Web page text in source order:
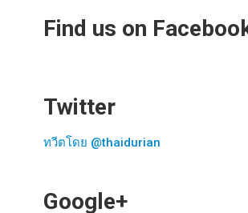
Find us on
Twitter
ทวีตโดย @thaidurian
Google+